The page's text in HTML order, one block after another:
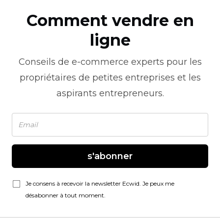
Comment vendre en
ligne
Conseils de e-commerce experts pour les
propriétaires de petites entreprises et les
aspirants entrepreneurs.
s'abonner
Je consens à recevoir la newsletter Ecwid. Je peux me
désabonner à tout moment.